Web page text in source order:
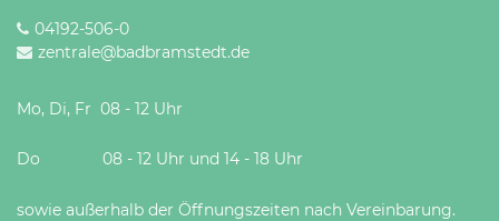
04192-506-0
zentrale@badbramstedt.de
Mo, Di, Fr 08 - 12 Uhr
Do 08 - 12 Uhr und 14 - 18 Uhr
sowie außerhalb der Öffnungszeiten nach Vereinbarung.